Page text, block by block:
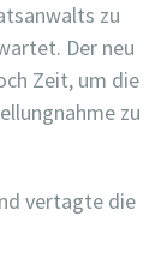
zu
Der neu
Zeit, um die
zu
vertagte die